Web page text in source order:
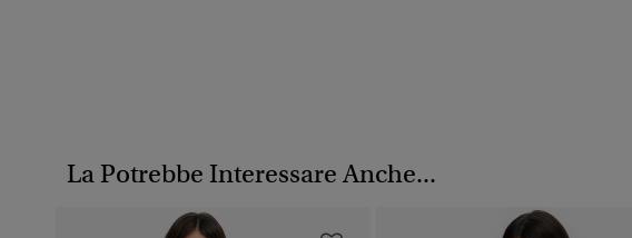
La Potrebbe Interessare Anche...